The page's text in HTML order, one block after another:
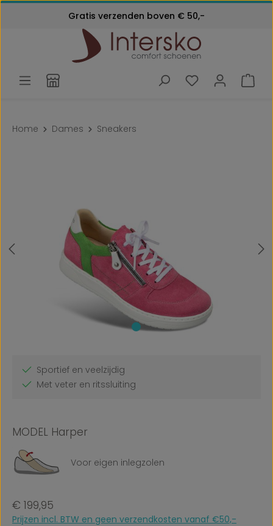
Ga naar de hoofdinhoud
24 maanden garantie
Klantenservice: 072 - 571 79 79
Gratis verzenden boven € 50,-
Home Dames Sneakers
Sportief en veelzijdig
Met veter en ritssluiting
MODEL Harper
Voor eigen inlegzolen
Normale prijs:
€ 199,95
Prijzen incl. BTW en geen verzendkosten vanaf €50,-